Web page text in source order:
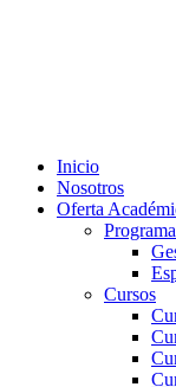
Inicio
Nosotros
Oferta
Cursos